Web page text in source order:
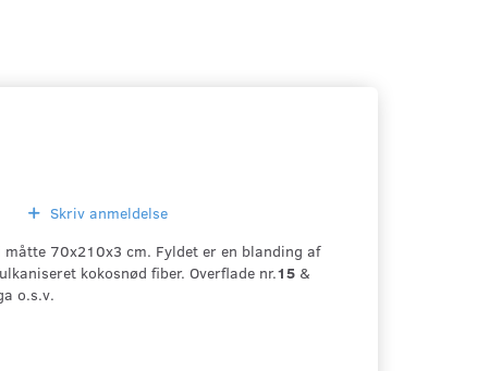
Skriv anmeldelse
måtte 70x210x3 cm. Fyldet er en blanding af
kokosnød fiber. Overflade nr.15 &
o.s.v.